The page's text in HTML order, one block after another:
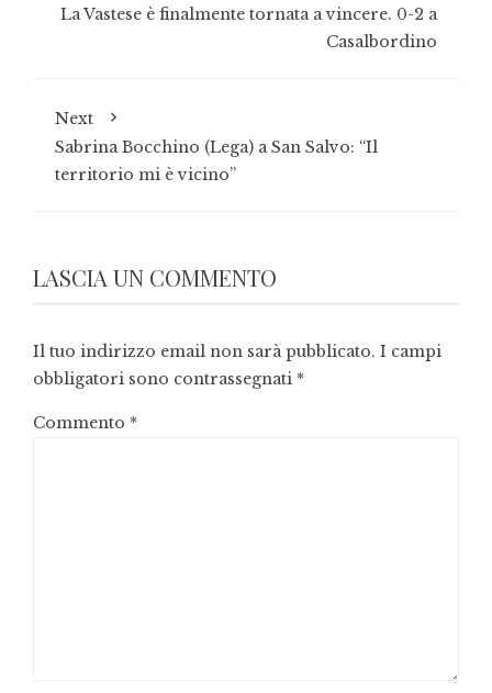
La Vastese è finalmente tornata a vincere. 0-2 a
Casalbordino
Next
Sabrina Bocchino (Lega) a San Salvo: “Il
territorio mi è vicino”
LASCIA UN COMMENTO
Il tuo indirizzo email non sarà pubblicato. I campi
obbligatori sono contrassegnati *
Commento *